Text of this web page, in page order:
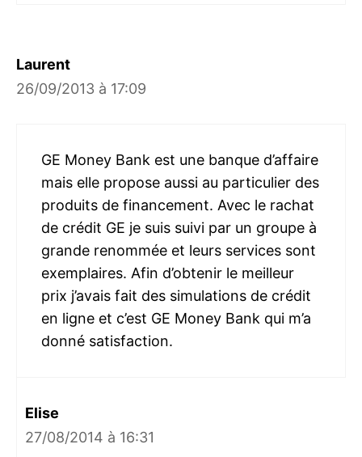
Laurent
26/09/2013 à 17:09
GE Money Bank est une banque d’affaire
mais elle propose aussi au particulier des
produits de financement. Avec le rachat
de crédit GE je suis suivi par un groupe à
grande renommée et leurs services sont
exemplaires. Afin d’obtenir le meilleur
prix j’avais fait des simulations de crédit
en ligne et c’est GE Money Bank qui m’a
donné satisfaction.
Elise
27/08/2014 à 16:31